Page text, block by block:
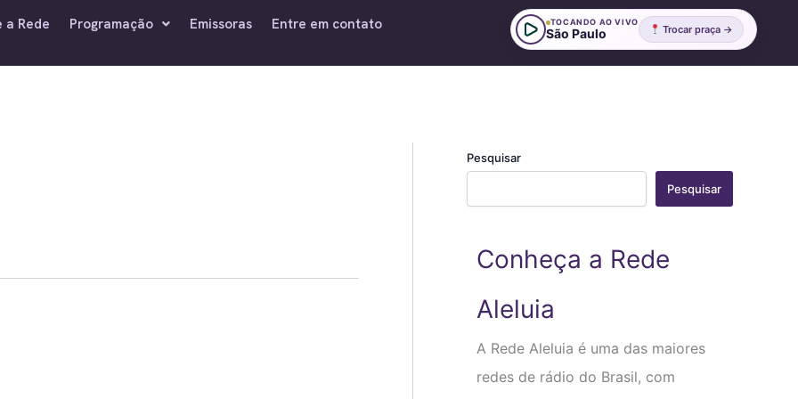
a Rede Programação Emissoras Entre em contato TOCANDO AO VIVO
São Paulo Trocar praça →
Pesquisar
Pesquisar
Conheça a Rede
Aleluia
A Rede Aleluia é uma das maiores
redes de rádio do Brasil, com